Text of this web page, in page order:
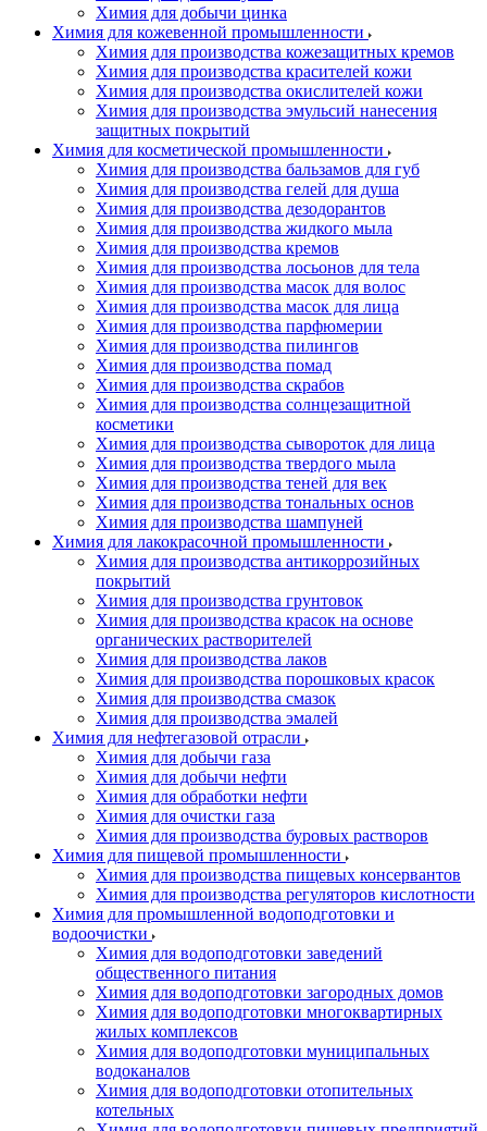
Химия для добычи цинка
Химия для кожевенной промышленности
Химия для производства кожезащитных кремов
Химия для производства красителей кожи
Химия для производства окислителей кожи
Химия для производства эмульсий нанесения
защитных покрытий
Химия для косметической промышленности
Химия для производства бальзамов для губ
Химия для производства гелей для душа
Химия для производства дезодорантов
Химия для производства жидкого мыла
Химия для производства кремов
Химия для производства лосьонов для тела
Химия для производства масок для волос
Химия для производства масок для лица
Химия для производства парфюмерии
Химия для производства пилингов
Химия для производства помад
Химия для производства скрабов
Химия для производства солнцезащитной
косметики
Химия для производства сывороток для лица
Химия для производства твердого мыла
Химия для производства теней для век
Химия для производства тональных основ
Химия для производства шампуней
Химия для лакокрасочной промышленности
Химия для производства антикоррозийных
покрытий
Химия для производства грунтовок
Химия для производства красок на основе
органических растворителей
Химия для производства лаков
Химия для производства порошковых красок
Химия для производства смазок
Химия для производства эмалей
Химия для нефтегазовой отрасли
Химия для добычи газа
Химия для добычи нефти
Химия для обработки нефти
Химия для очистки газа
Химия для производства буровых растворов
Химия для пищевой промышленности
Химия для производства пищевых консервантов
Химия для производства регуляторов кислотности
Химия для промышленной водоподготовки и
водоочистки
Химия для водоподготовки заведений
общественного питания
Химия для водоподготовки загородных домов
Химия для водоподготовки многоквартирных
жилых комплексов
Химия для водоподготовки муниципальных
водоканалов
Химия для водоподготовки отопительных
котельных